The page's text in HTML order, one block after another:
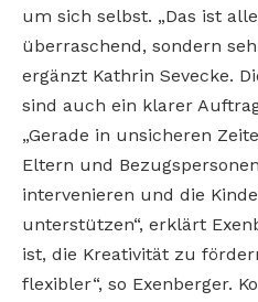
um sich selbst. „Das ist
überraschend, sondern
ergänzt Kathrin Sevecke.
sind auch ein klarer
„Gerade in unsicheren
Eltern und
intervenieren und die
unterstützen“, erklärt
ist, die Kreativität zu
flexibler“, so Exenberger.